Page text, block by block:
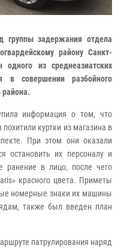
группы задержания отдела
району Санкт-
из среднеазиатских
в совершении разбойного
района.
информация о том, что
куртки из магазина в
При этом они оказали
остановить их персоналу и
ранение в лицо, после чего
красного цвета. Приметы
номерные знаки их машины
также был введен план
патрулирования наряд